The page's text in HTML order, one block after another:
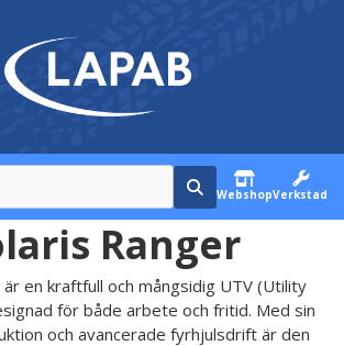
WebshopVerkstad
Ranger
en kraftfull och mångsidig UTV (Utility
för både arbete och fritid. Med sin
och avancerade fyrhjulsdrift är den